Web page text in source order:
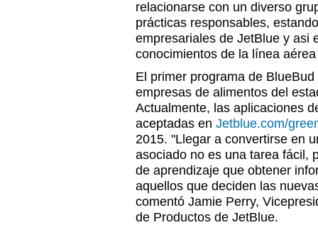
relacionarse con un diverso
prácticas responsables,
empresariales de JetBlue y asi
conocimientos de la línea
El primer programa de
empresas de alimentos del
Actualmente, las aplicaciones
aceptadas en Jetblue.com/
2015. "Llegar a convertirse en
asociado no es una tarea fácil,
de aprendizaje que obtener
aquellos que deciden las
comentó Jamie Perry,
de Productos de JetBlue.